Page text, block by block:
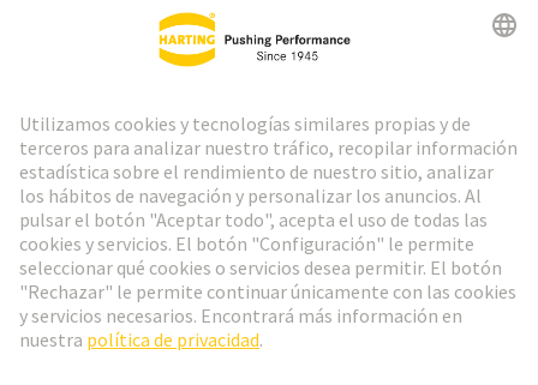
Ir al registro
Social Media
España Español